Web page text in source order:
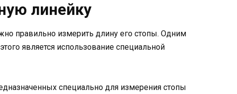
линейку
правильно измерить длину его стопы. Одним
является использование специальной
специально для измерения стопы